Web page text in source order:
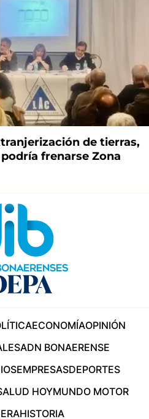
de tierras,
frenarse Zona
ECONOMÍAOPINIÓN
ADN BONAERENSE
EMPRESASDEPORTES
HOYMUNDO MOTOR
HISTORIA